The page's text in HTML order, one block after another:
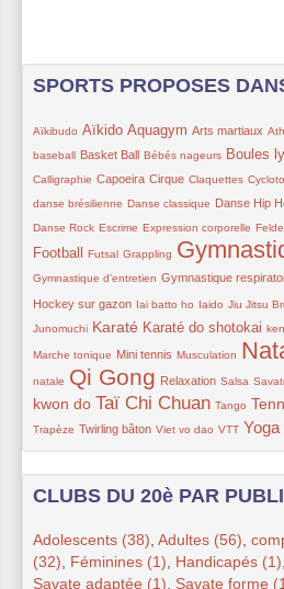
SPORTS PROPOSES
31/414
Aïkibudo
185/414Aïkido
145/414 Aquagym
130/414 Arts martiaux
29/414
150/414
133/414
80/414
baseball
98/414 Basket Ball
64/414 Bébés nageurs
146/414 Boules
109/414
28/414
Calligraphie
128/414 Capoeira
134/414 Cirque
55/414 Claquettes
55/414
230/414
85/414
30/414
danse brésilienne
37/414 Danse classique
119/414 Danse Hip
55/414
55/414
55/414
Danse Rock
28/414 Escrime
37/414 Expression corporelle
39/414
44/414
55/414
150/414
Football
20/414 Futsal
51/414 Grappling
414/414
32/414
37/414
Gymnastique d’entretien
122/414 Gymnastique
134/414
90/414
90/414
Hockey sur gazon
20/414 Iai batto ho
61/414 Iaido
51/414 Jiu Jitsu
25/414
351/414
125/414
28/414
Junomuchi
215/414 Karaté
152/414 Karaté do shotokai
28/414
28/414
233/414
55/414
32/414
Marche tonique
114/414 Mini tennis
51/414 Musculation
390/414
69/414
67/414
64/414
natale
358/414Qi Gong
100/414 Relaxation
55/414 Salsa
67/414
55/414
80/414
200/414
kwon do
284/414 Taï Chi Chuan
55/414 Tango
213/414
54/414
37/414
44/414
Trapèze
100/414Twirling bâton
33/414 Viet vo dao
55/414 VTT
258/414 Yoga
CLUBS DU 20è PAR
Adolescents (38) Adultes (56)
(32)
Féminines (1) Handicapés (1)
Savate adaptée (1)
Savate forme